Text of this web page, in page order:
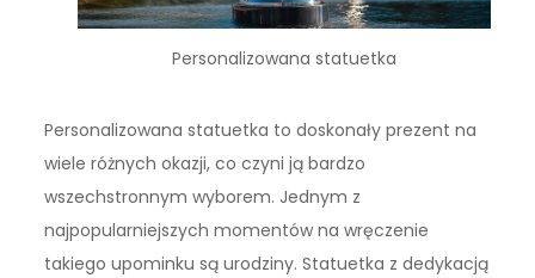
Personalizowana statuetka
Personalizowana statuetka to doskonały prezent na
wiele różnych okazji, co czyni ją bardzo
wszechstronnym wyborem. Jednym z
najpopularniejszych momentów na wręczenie
takiego upominku są urodziny. Statuetka z dedykacją